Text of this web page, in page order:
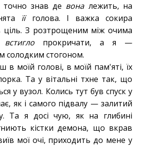
точно знав де воналежить, на
їїголова. І важка сокира
ціль. З розтрощеним між очима
прокричати, а я —
солодким стогоном.
в моїй голові, в моїй пам'яті, їх
Та у вітальні тхне так, що
у вузол. Колись тут був спуск у
як і самого підвалу — залитий
Та я досі чую, як на глибині
кістки демона, що вкрав
мої очі, приходить до мене у